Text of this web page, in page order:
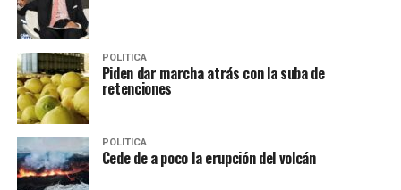
POLITICA
Piden dar marcha atrás con la suba de
retenciones
POLITICA
Cede de a poco la erupción del volcán